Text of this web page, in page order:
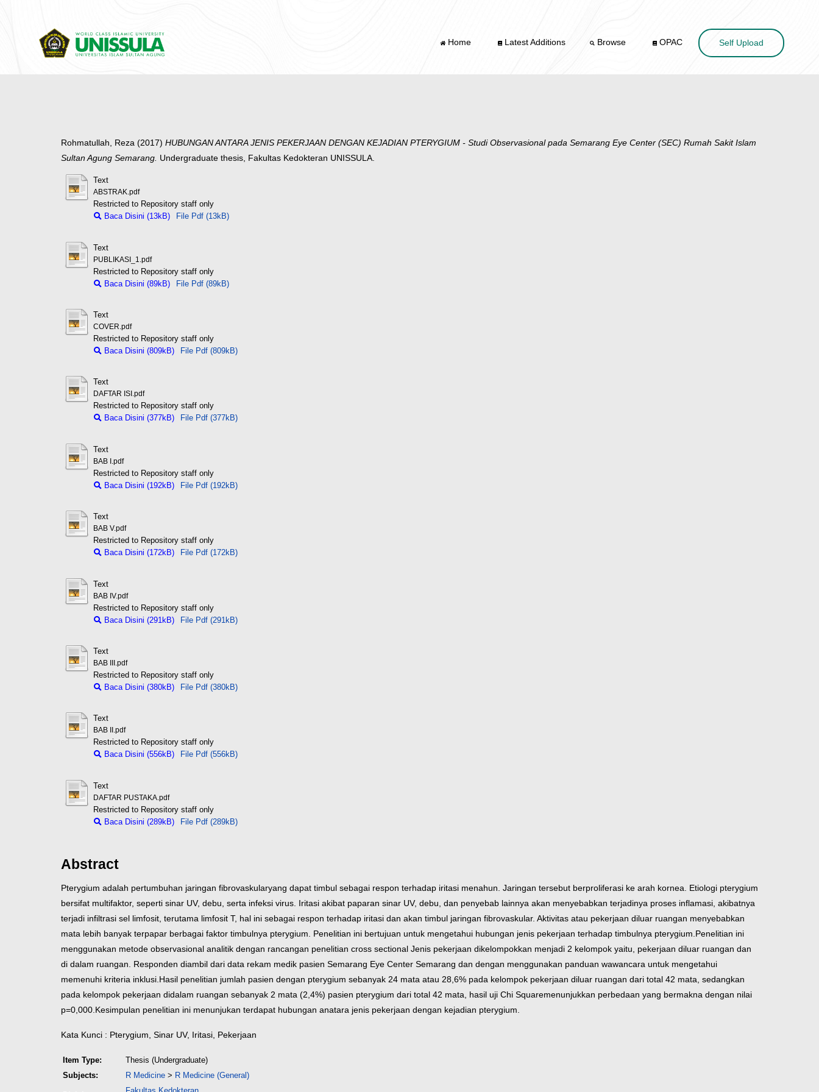
Home Latest Additions Browse OPAC Self Upload
Rohmatullah, Reza (2017) HUBUNGAN ANTARA JENIS PEKERJAAN DENGAN KEJADIAN PTERYGIUM - Studi Observasional pada Semarang Eye Center (SEC) Rumah Sakit Islam
Sultan Agung Semarang. Undergraduate thesis, Fakultas Kedokteran UNISSULA.
Text
ABSTRAK.pdf
Restricted to Repository staff only
Baca Disini (13kB)
File Pdf (13kB)
Text
PUBLIKASI_1.pdf
Restricted to Repository staff only
Baca Disini (89kB)
File Pdf (89kB)
Text
COVER.pdf
Restricted to Repository staff only
Baca Disini (809kB)
File Pdf (809kB)
Text
DAFTAR ISI.pdf
Restricted to Repository staff only
Baca Disini (377kB)
File Pdf (377kB)
Text
BAB I.pdf
Restricted to Repository staff only
Baca Disini (192kB)
File Pdf (192kB)
Text
BAB V.pdf
Restricted to Repository staff only
Baca Disini (172kB)
File Pdf (172kB)
Text
BAB IV.pdf
Restricted to Repository staff only
Baca Disini (291kB)
File Pdf (291kB)
Text
BAB III.pdf
Restricted to Repository staff only
Baca Disini (380kB)
File Pdf (380kB)
Text
BAB II.pdf
Restricted to Repository staff only
Baca Disini (556kB)
File Pdf (556kB)
Text
DAFTAR PUSTAKA.pdf
Restricted to Repository staff only
Baca Disini (289kB)
File Pdf (289kB)
Abstract
Pterygium adalah pertumbuhan jaringan fibrovaskularyang dapat timbul sebagai respon terhadap iritasi menahun. Jaringan tersebut berproliferasi ke arah kornea. Etiologi pterygium
bersifat multifaktor, seperti sinar UV, debu, serta infeksi virus. Iritasi akibat paparan sinar UV, debu, dan penyebab lainnya akan menyebabkan terjadinya proses inflamasi, akibatnya
terjadi infiltrasi sel limfosit, terutama limfosit T, hal ini sebagai respon terhadap iritasi dan akan timbul jaringan fibrovaskular. Aktivitas atau pekerjaan diluar ruangan menyebabkan
mata lebih banyak terpapar berbagai faktor timbulnya pterygium. Penelitian ini bertujuan untuk mengetahui hubungan jenis pekerjaan terhadap timbulnya pterygium. Penelitian ini
menggunakan metode observasional analitik dengan rancangan penelitian cross sectional Jenis pekerjaan dikelompokkan menjadi 2 kelompok yaitu, pekerjaan diluar ruangan dan
di dalam ruangan. Responden diambil dari data rekam medik pasien Semarang Eye Center Semarang dan dengan menggunakan panduan wawancara untuk mengetahui
memenuhi kriteria inklusi. Hasil penelitian jumlah pasien dengan pterygium sebanyak 24 mata atau 28,6% pada kelompok pekerjaan diluar ruangan dari total 42 mata, sedangkan
pada kelompok pekerjaan didalam ruangan sebanyak 2 mata (2,4%) pasien pterygium dari total 42 mata, hasil uji Chi Squaremenunjukkan perbedaan yang bermakna dengan nilai
p=0,000. Kesimpulan penelitian ini menunjukan terdapat hubungan anatara jenis pekerjaan dengan kejadian pterygium.
Kata Kunci : Pterygium, Sinar UV, Iritasi, Pekerjaan
Item Type:
Thesis (Undergraduate)
Subjects:
R Medicine > R Medicine (General)